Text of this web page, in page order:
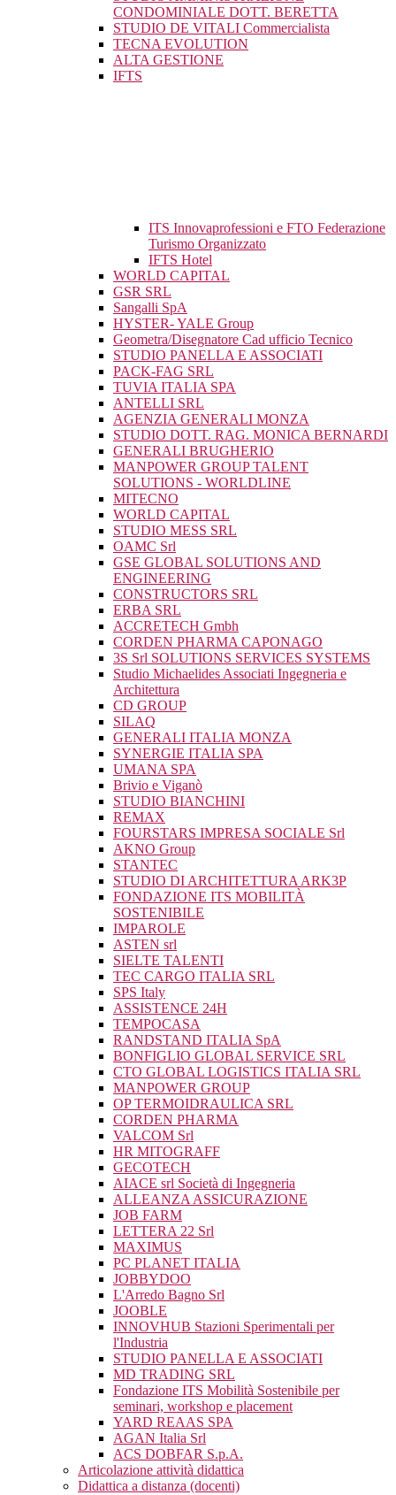
CONDOMINIALE DOTT. BERETTA
STUDIO DE VITALI Commercialista
TECNA EVOLUTION
ALTA GESTIONE
IFTS
ITS Innovaprofessioni e FTO Federazione
Turismo Organizzato
IFTS Hotel
WORLD CAPITAL
GSR SRL
Sangalli SpA
HYSTER- YALE Group
Geometra/Disegnatore Cad ufficio Tecnico
STUDIO PANELLA E ASSOCIATI
PACK-FAG SRL
TUVIA ITALIA SPA
ANTELLI SRL
AGENZIA GENERALI MONZA
STUDIO DOTT. RAG. MONICA BERNARDI
GENERALI BRUGHERIO
MANPOWER GROUP TALENT
SOLUTIONS - WORLDLINE
MITECNO
WORLD CAPITAL
STUDIO MESS SRL
OAMC Srl
GSE GLOBAL SOLUTIONS AND
ENGINEERING
CONSTRUCTORS SRL
ERBA SRL
ACCRETECH Gmbh
CORDEN PHARMA CAPONAGO
3S Srl SOLUTIONS SERVICES SYSTEMS
Studio Michaelides Associati Ingegneria e
Architettura
CD GROUP
SILAQ
GENERALI ITALIA MONZA
SYNERGIE ITALIA SPA
UMANA SPA
Brivio e Viganò
STUDIO BIANCHINI
REMAX
FOURSTARS IMPRESA SOCIALE Srl
AKNO Group
STANTEC
STUDIO DI ARCHITETTURA ARK3P
FONDAZIONE ITS MOBILITÀ
SOSTENIBILE
IMPAROLE
ASTEN srl
SIELTE TALENTI
TEC CARGO ITALIA SRL
SPS Italy
ASSISTENCE 24H
TEMPOCASA
RANDSTAND ITALIA SpA
BONFIGLIO GLOBAL SERVICE SRL
CTO GLOBAL LOGISTICS ITALIA SRL
MANPOWER GROUP
OP TERMOIDRAULICA SRL
CORDEN PHARMA
VALCOM Srl
HR MITOGRAFF
GECOTECH
AIACE srl Società di Ingegneria
ALLEANZA ASSICURAZIONE
JOB FARM
LETTERA 22 Srl
MAXIMUS
PC PLANET ITALIA
JOBBYDOO
L'Arredo Bagno Srl
JOOBLE
INNOVHUB Stazioni Sperimentali per
l'Industria
STUDIO PANELLA E ASSOCIATI
MD TRADING SRL
Fondazione ITS Mobilità Sostenibile per
seminari, workshop e placement
YARD REAAS SPA
AGAN Italia Srl
ACS DOBFAR S.p.A.
Articolazione attività didattica
Didattica a distanza (docenti)